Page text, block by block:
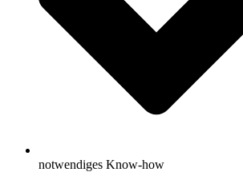
notwendiges Know-how